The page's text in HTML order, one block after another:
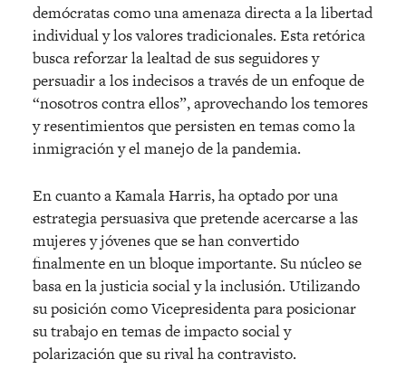
demócratas como una amenaza directa a la libertad
individual y los valores tradicionales. Esta retórica
busca reforzar la lealtad de sus seguidores y
persuadir a los indecisos a través de un enfoque de
“nosotros contra ellos”, aprovechando los temores
y resentimientos que persisten en temas como la
inmigración y el manejo de la pandemia.
En cuanto a Kamala Harris, ha optado por una
estrategia persuasiva que pretende acercarse a las
mujeres y jóvenes que se han convertido
finalmente en un bloque importante. Su núcleo se
basa en la justicia social y la inclusión. Utilizando
su posición como Vicepresidenta para posicionar
su trabajo en temas de impacto social y
polarización que su rival ha contravisto.